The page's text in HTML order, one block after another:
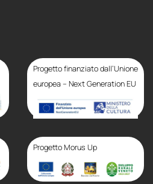
Progetto finanziato dall’Unione
europea – Next Generation EU
Progetto Morus Up